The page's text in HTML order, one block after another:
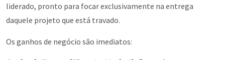
liderado, pronto para focar exclusivamente na entrega
daquele projeto que está travado.
Os ganhos de negócio são imediatos: